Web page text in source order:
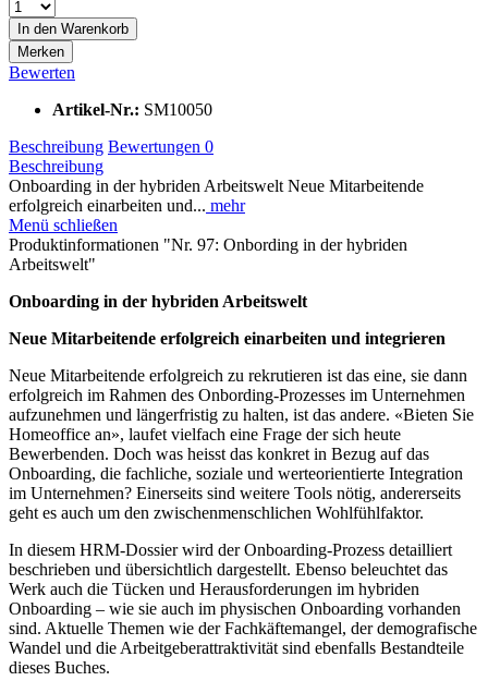
In den Warenkorb
Merken
Bewerten
Artikel-Nr.: SM10050
Beschreibung Bewertungen 0
Beschreibung
Onboarding in der hybriden Arbeitswelt Neue Mitarbeitende
erfolgreich einarbeiten und... mehr
Menü schließen
Produktinformationen "Nr. 97: Onbording in der hybriden
Arbeitswelt"
Onboarding in der hybriden Arbeitswelt
Neue Mitarbeitende erfolgreich einarbeiten und integrieren
Neue Mitarbeitende erfolgreich zu rekrutieren ist das eine, sie dann
erfolgreich im Rahmen des Onbording-Prozesses im Unternehmen
aufzunehmen und längerfristig zu halten, ist das andere. «Bieten Sie
Homeoffice an», laufet vielfach eine Frage der sich heute
Bewerbenden. Doch was heisst das konkret in Bezug auf das
Onboarding, die fachliche, soziale und werteorientierte Integration
im Unternehmen? Einerseits sind weitere Tools nötig, andererseits
geht es auch um den zwischenmenschlichen Wohlfühlfaktor.
In diesem HRM-Dossier wird der Onboarding-Prozess detailliert
beschrieben und übersichtlich dargestellt. Ebenso beleuchtet das
Werk auch die Tücken und Herausforderungen im hybriden
Onboarding – wie sie auch im physischen Onboarding vorhanden
sind. Aktuelle Themen wie der Fachkäftemangel, der demografische
Wandel und die Arbeitgeberattraktivität sind ebenfalls Bestandteile
dieses Buches.